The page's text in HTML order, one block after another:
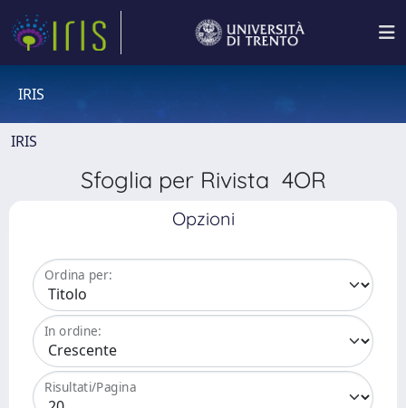
IRIS
IRIS
Sfoglia per Rivista 4OR
Opzioni
Ordina per:
In ordine:
Risultati/Pagina